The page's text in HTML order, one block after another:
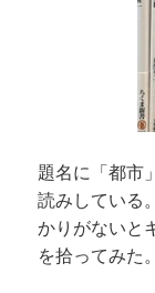
題名に「都市
読みしている
かりがないと
を拾ってみた